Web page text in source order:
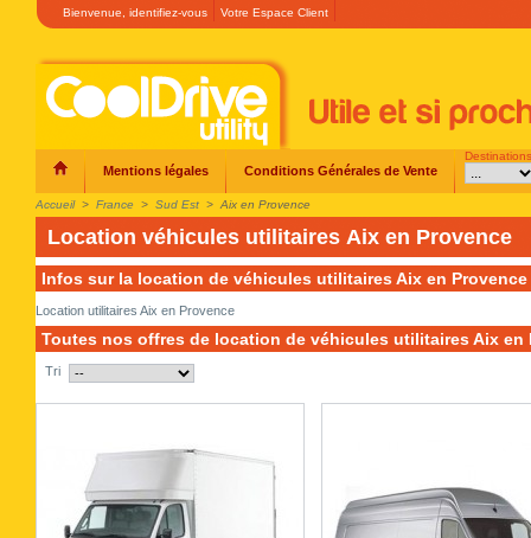
Bienvenue, identifiez-vous Votre Espace Client
Mentions légales Conditions Générales de Vente
Destinations
Accueil > France > Sud Est > Aix en Provence
Location véhicules utilitaires Aix en Provence
Infos sur la location de véhicules utilitaires Aix en Provence
Location utilitaires Aix en Provence
Toutes nos offres de location de véhicules utilitaires Aix en
Tri